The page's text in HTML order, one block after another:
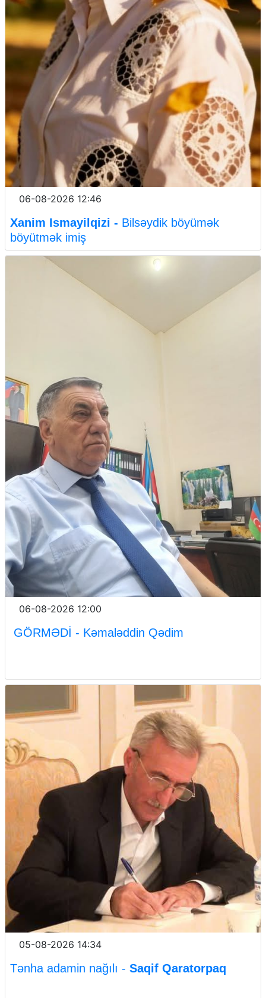
06-08-2026 12:46
Xanim Ismayilqizi - Bilsəydik böyümək
böyütmək imiş
06-08-2026 12:00
GÖRMƏDİ - Kəmaləddin Qədim
05-08-2026 14:34
Tənha adamin nağılı - Saqif Qaratorpaq